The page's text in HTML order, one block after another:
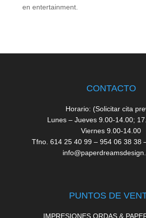
en entertainment.
CONTACTO
Horario: (Solicitar cita
Lunes – Jueves 9.00-14.00;
Viernes 9.00-14.00
Tfno. 614 25 40 99 – 954 06 38 38
PUNTOS DE
IMPRESIONES ORDAS &